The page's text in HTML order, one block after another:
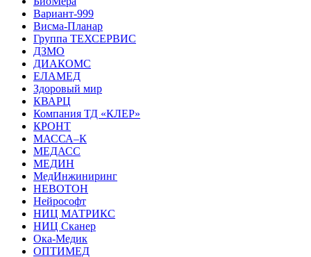
Вариант-999
Висма-Планар
Группа ТЕХСЕРВИС
ДЗМО
ДИАКОМС
ЕЛАМЕД
Здоровый мир
КВАРЦ
Компания ТД «КЛЕР»
КРОНТ
МАССА–К
МЕДАСС
МЕДИН
МедИнжиниринг
НЕВОТОН
Нейрософт
НИЦ МАТРИКС
НИЦ Сканер
Ока-Медик
ОПТИМЕД